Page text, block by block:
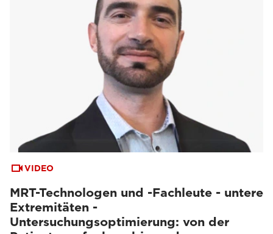
VIDEO
MRT-Technologen und -Fachleute - untere
Extremitäten -
Untersuchungsoptimierung: von der